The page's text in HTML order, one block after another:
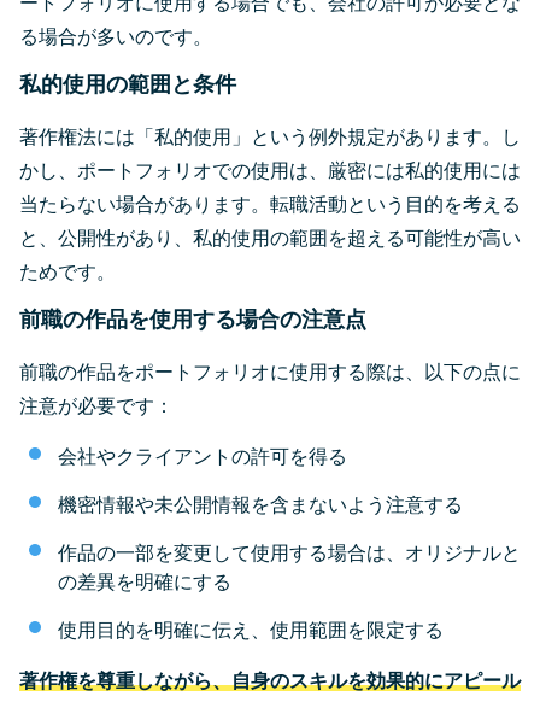
る場合が多いのです。
私的使用の範囲と条件
著作権法には「私的使用」という例外規定があります。し
かし、ポートフォリオでの使用は、厳密には私的使用には
当たらない場合があります。転職活動という目的を考える
と、公開性があり、私的使用の範囲を超える可能性が高い
ためです。
前職の作品を使用する場合の注意点
前職の作品をポートフォリオに使用する際は、以下の点に
注意が必要です：
会社やクライアントの許可を得る
機密情報や未公開情報を含まないよう注意する
作品の一部を変更して使用する場合は、オリジナルと
の差異を明確にする
使用目的を明確に伝え、使用範囲を限定する
著作権を尊重しながら、自身のスキルを効果的にアピール